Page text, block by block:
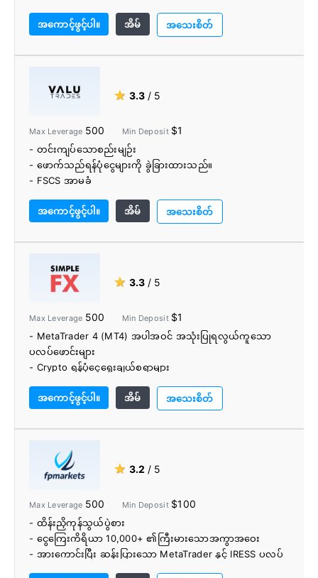
အကောင့်ဖွင့်ပါ။
အိမ် အသေးစိတ်
★ 3.3 / 5
Max Leverage 500 Min Deposit $1
- တင်းကျပ်သောစည်းမျဉ်း
- ဖောက်သည်ရန်ပုံငွေများကို ခွဲခြားထားသည်။
- FSCS အာမခံ
- MAM အကောင့်များ
- ခံစားချက်ကိရိယာ
အကောင့်ဖွင့်ပါ။ အိမ် အသေးစိတ်
★ 3.3 / 5
Max Leverage 500 Min Deposit $1
- MetaTrader 4 (MT4) အပါအဝင် အသုံးပြုရလွယ်ကူသော
ပလပ်ဖောင်းများ
- Crypto ရန်ပုံငွေရွေးချယ်စရာများ
- DMA အတွက် FIX API
အကောင့်ဖွင့်ပါ။ အိမ် အသေးစိတ်
★ 3.2 / 5
Max Leverage 500 Min Deposit $100
- ထိန်းညှိကုန်သွယ်ပွဲစား
- ငွေကြေးကိရိယာ 10,000+ ၏ကြီးမားသောအကွာအဝေး
- အားကောင်းပြီး ဆန်းပြားသော MetaTrader နှင့် IRESS ပလပ်